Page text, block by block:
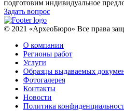
подготовим индивидуальное
Задать вопрос
© 2021 «АрхеоБюро» Все права
О компании
Регионы работ
Услуги
Образцы выдаваемых
Фотогалерея
Контакты
Новости
Политика